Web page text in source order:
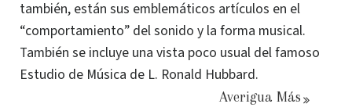
también, están sus emblemáticos artículos en el
“comportamiento” del sonido y la forma musical.
También se incluye una vista poco usual del famoso
Estudio de Música de L. Ronald Hubbard.
Averigua Más